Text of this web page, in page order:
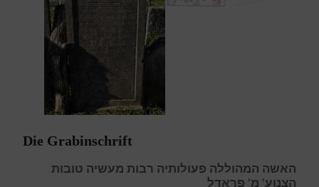
Die Grabinschrift
האשה המהוללה פעולותיה רבות מעשיה טובות
הצנוע’ מ’ פראדל